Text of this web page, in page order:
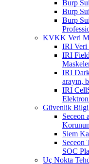
Burp
Burp
Burp
KVKK Veri
IRI Veri
IRI
IRI
arayın,
IRI
Güvenlik
Seceon
Korunun
Siem
SOC
Uç Nokta